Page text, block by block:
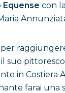
Equense con
per
suo
in Costiera
farai una